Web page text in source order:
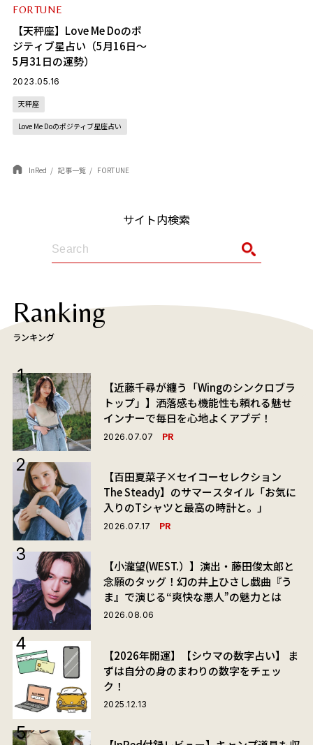
FORTUNE
【天秤座】Love Me Doのポ
ジティブ星占い（5月16日～
5月31日の運勢）
2023.05.16
天秤座
Love Me Doのポジティブ星座占い
InRed 記事一覧 FORTUNE
サイト内検索
Ranking
ランキング
【近藤千尋が纏う「Wingのシンクロブラ
トップ」】洒落感も機能性も頼れる魅せ
インナーで毎日を心地よくアプデ！
2026.07.07 PR
【百田夏菜子×セイコーセレクション
The Steady】のサマースタイル「お気に
入りのTシャツと最高の時計と。」
2026.07.17 PR
【小瀧望(WEST.）】演出・藤田俊太郎と
念願のタッグ！幻の井上ひさし戯曲『う
ま』で演じる“爽快な悪人”の魅力とは
2026.08.06
【2026年開運】【シウマの数字占い】 ま
ずは自分の身のまわりの数字をチェッ
ク！
2025.12.13